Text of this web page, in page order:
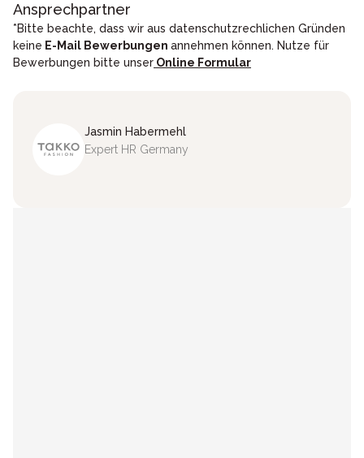
Ansprechpartner
*Bitte beachte, dass wir aus datenschutzrechlichen Gründen
keine E-Mail Bewerbungen annehmen können. Nutze für
Bewerbungen bitte unser Online Formular
Jasmin Habermehl
Expert HR Germany